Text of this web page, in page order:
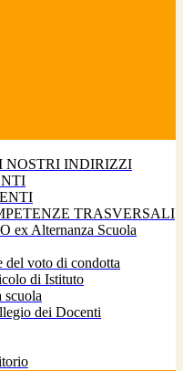
NOSTRI INDIRIZZI
TRASVERSALI
ex Alternanza Scuola
del voto di condotta
di Istituto
scuola
dei Docenti